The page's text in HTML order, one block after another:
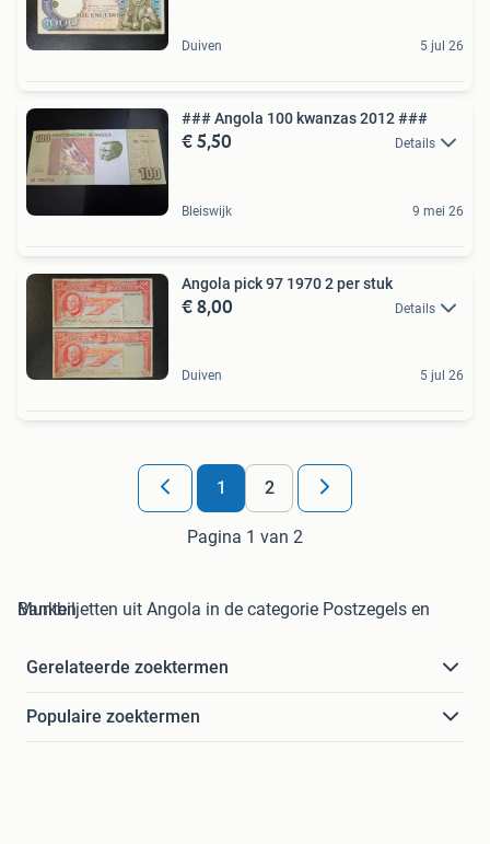
Duiven 5 jul 26
### Angola 100 kwanzas 2012 ###
€ 5,50 Details
Bleiswijk 9 mei 26
Angola pick 97 1970 2 per stuk
€ 8,00 Details
Duiven 5 jul 26
1 2
Pagina 1 van 2
Bankbiljetten uit Angola in de categorie Postzegels en Munten
Gerelateerde zoektermen
Populaire zoektermen